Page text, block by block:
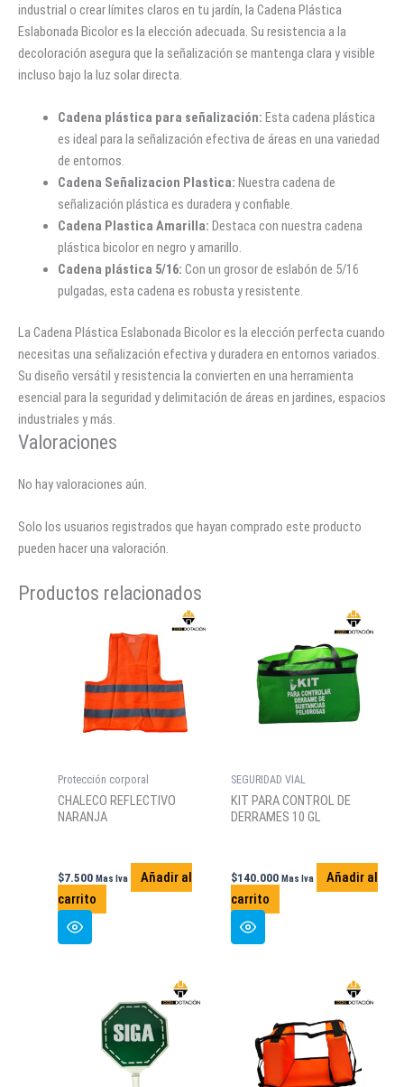
industrial o crear límites claros en tu jardín, la Cadena Plástica
Eslabonada Bicolor es la elección adecuada. Su resistencia a la
decoloración asegura que la señalización se mantenga clara y visible
incluso bajo la luz solar directa.
Cadena plástica para señalización: Esta cadena plástica
es ideal para la señalización efectiva de áreas en una variedad
de entornos.
Cadena Señalizacion Plastica: Nuestra cadena de
señalización plástica es duradera y confiable.
Cadena Plastica Amarilla: Destaca con nuestra cadena
plástica bicolor en negro y amarillo.
Cadena plástica 5/16: Con un grosor de eslabón de 5/16
pulgadas, esta cadena es robusta y resistente.
La Cadena Plástica Eslabonada Bicolor es la elección perfecta cuando
necesitas una señalización efectiva y duradera en entornos variados.
Su diseño versátil y resistencia la convierten en una herramienta
esencial para la seguridad y delimitación de áreas en jardines, espacios
industriales y más.
Valoraciones
No hay valoraciones aún.
Solo los usuarios registrados que hayan comprado este producto
pueden hacer una valoración.
Productos relacionados
Protección corporal
CHALECO REFLECTIVO
NARANJA
$7.500 Mas Iva
Añadir al
carrito
SEGURIDAD VIAL
KIT PARA CONTROL DE
DERRAMES 10 GL
$140.000 Mas Iva
Añadir al
carrito